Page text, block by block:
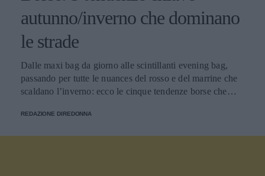
autunno/inverno che dominano
le strade
Dalle maxi bag da giorno alle scintillanti evening bag,
passando per tutte le nuances del rosso e del marrine che
scaldano l’inverno: ecco le cinque tendenze borse che
REDAZIONE DIREDONNA